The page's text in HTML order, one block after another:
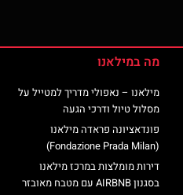
מה במילאנו
מילאנו – נאפולי מדריך למטייל על
מסלול טיול ודרכי הגעה
פונדאציונה פראדה מילאנו
(Fondazione Prada Milan)
דירות מומלצות במרכז מילאנו
בסגנון AIRBNB עם מטבח מאובזר